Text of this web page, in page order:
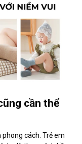
cần thể
cách. Trẻ em